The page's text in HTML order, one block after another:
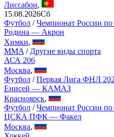
Лиссабон,
15.08.2026Сб
Футбол /Чемпионат России
Родина — Акрон
Химки,
MMA / Другие виды спорта
АСА 206
Москва,
Футбол /Первая Лига ФНЛ
Енисей — КАМАЗ
Красноярск,
Футбол /Чемпионат России
ЦСКА ПФК — Факел
Москва,